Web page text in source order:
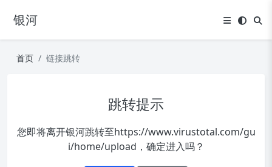
银河
首页 链接跳转
跳转提示
您即将离开银河跳转至https://www.virustotal.com/gu
i/home/upload ，确定进入吗？